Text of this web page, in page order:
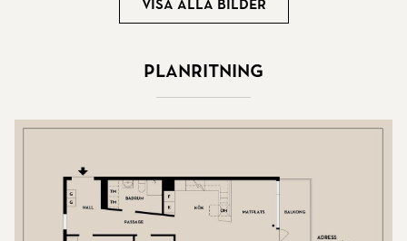
Visa alla bilder
Planritning